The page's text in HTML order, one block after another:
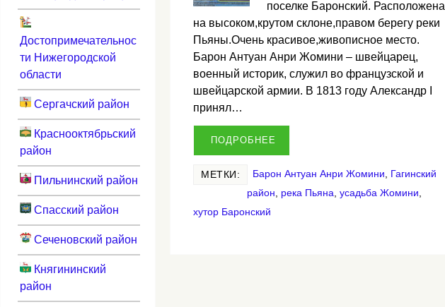
поселке Баронский. Расположена
на высоком,крутом склоне,правом берегу реки
Пьяны.Очень красивое,живописное место.
Барон Антуан Анри Жомини – швейцарец,
военный историк, служил во французской и
швейцарской армии. В 1813 году Александр I
принял…
ПОДРОБНЕЕ
МЕТКИ: Барон Антуан Анри Жомини, Гагинский
район, река Пьяна, усадьба Жомини,
хутор Баронский
Достопримечательнос
ти Нижегородской
области
Сергачский район
Краснооктябрьский
район
Пильнинский район
Спасский район
Сеченовский район
Княгининский
район